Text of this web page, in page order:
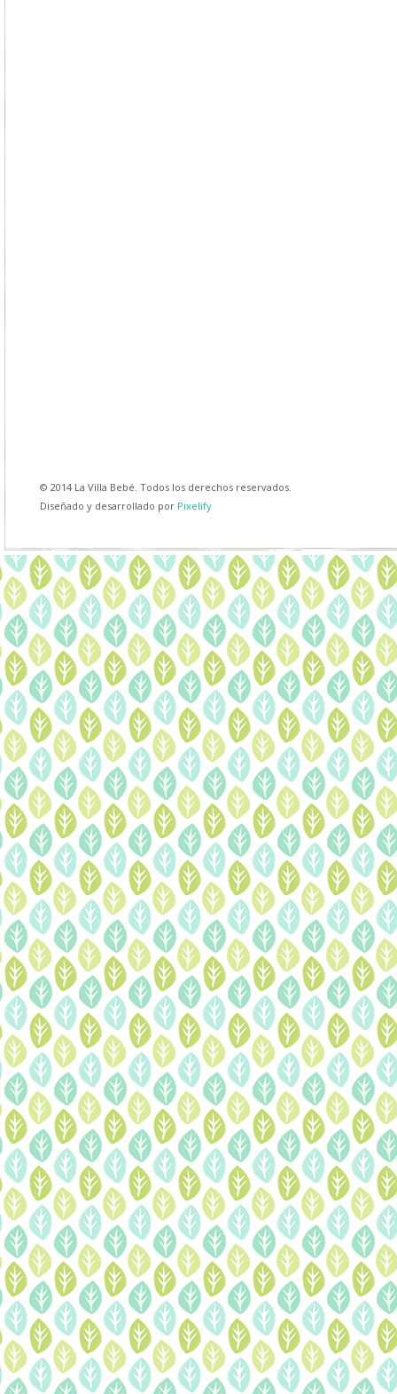
© 2014 La Villa Bebé. Todos los derechos reservados.
Diseñado y desarrollado por Pixelify